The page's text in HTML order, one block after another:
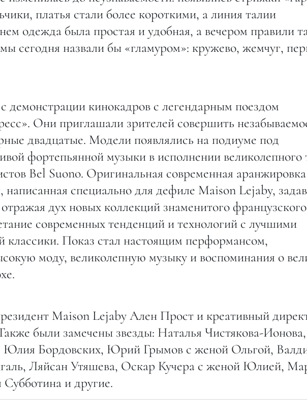
платья стали более короткими, а линия талии
одежда была простая и удобная, а вечером правили
сегодня назвали бы «гламуром»: кружево, жемчуг,
демонстрации кинокадров с легендарным поездом
Они приглашали зрителей совершить
двадцатые. Модели появлялись на подиуме под
фортепьянной музыки в исполнении великолепного
Bel Suono. Оригинальная современная аранжировка
написанная специально для дефиле Maison Lejaby,
дух новых коллекций знаменитого французского
современных тенденций и технологий с лучшими
классики. Показ стал настоящим перформансом,
моду, великолепную музыку и воспоминания о
Maison Lejaby Ален Прост и креативный
были замечены звезды: Наталья Чистякова-Ионова,
Юлия Бордовских, Юрий Грымов с женой Ольгой,
Ляйсан Утяшева, Оскар Кучера с женой Юлией,
и другие.